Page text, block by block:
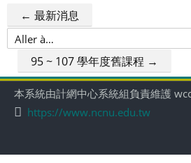
← 最新消息
Aller
95 ~ 107 學年度舊課程 →
本系統由計網中心系統組負責維護
https://www.ncnu.edu.tw